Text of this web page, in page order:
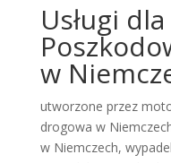
Usługi dla
w
utworzone przez
drogowa w
w Niemczech,